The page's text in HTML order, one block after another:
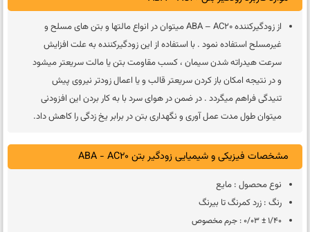
از زودگیرکننده ABA – AC20 میتوان در انواع مالتها و بتن های مسلح و
غیرمسلح استفاده نمود . با استفاده از این زودگیرکننده به علت افزایش
سرعت هیدراته شدن سیمان ، کسب مقاومت بتن یا مالت سریعتر میشود
و در نتیجه امکان باز کردن سریعتر قالب و یا اعمال زودتر نیروی پیش
تنیدگی فراهم میگردد . در ضمن در هوای سرد با به کار بردن این افزودنی
میتوان طول مدت عمل آوری و نگهداری بتن در برابر یخ زدگی را کاهش داد.
مشخصات فیزیکی و شیمیایی زودگیر بتن ABA - AC20
نوع محصول : مایع
رنگ : زرد کمرنگ تا بیرنگ
1/40 ± 0/03 : جرم مخصوص